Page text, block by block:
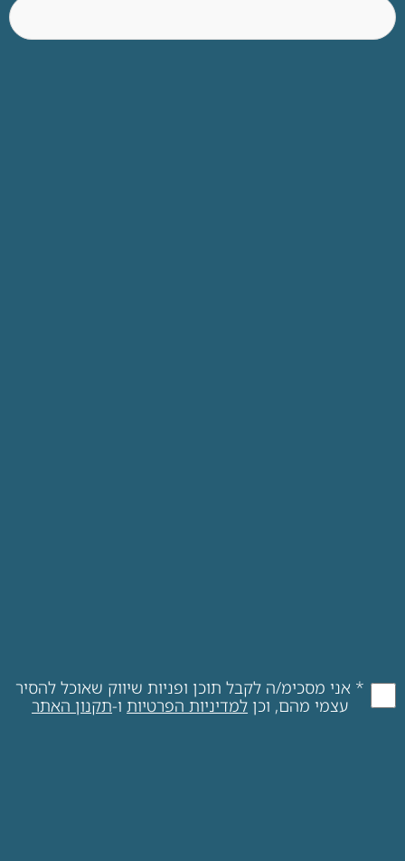
* אני מסכימ/ה לקבל תוכן ופניות שיווק שאוכל להסיר
עצמי מהם, וכן למדיניות הפרטיותו-תקנון האתר